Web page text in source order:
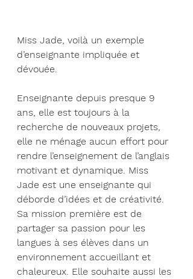
Miss Jade, voilà un exemple
d’enseignante impliquée et
dévouée.
Enseignante depuis presque 9
ans, elle est toujours à la
recherche de nouveaux projets,
elle ne ménage aucun effort pour
rendre l’enseignement de l’anglais
motivant et dynamique. Miss
Jade est une enseignante qui
déborde d’idées et de créativité.
Sa mission première est de
partager sa passion pour les
langues à ses élèves dans un
environnement accueillant et
chaleureux. Elle souhaite aussi les